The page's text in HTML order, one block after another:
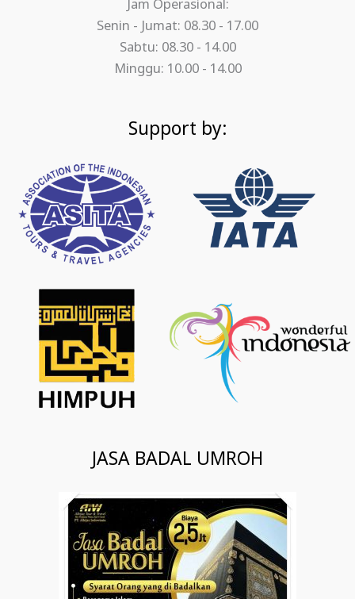
Jam Operasional:
Senin - Jumat: 08.30 - 17.00
Sabtu: 08.30 - 14.00
Minggu: 10.00 - 14.00
Support by:
JASA BADAL UMROH